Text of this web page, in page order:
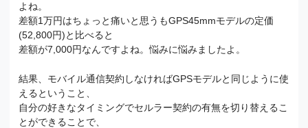
よね。
差額1万円はちょっと痛いと思うもGPS45mmモデルの定価
(52,800円)と比べると
差額が7,000円なんですよね。悩みに悩みましたよ。
結果、モバイル通信契約しなければGPSモデルと同じように使
えるということ、
自分の好きなタイミングでセルラー契約の有無を切り替えるこ
とができることで、